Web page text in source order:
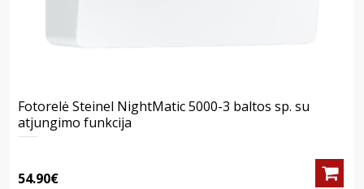
Fotorelė Steinel NightMatic 5000-3 baltos sp. su
atjungimo funkcija
54.90€